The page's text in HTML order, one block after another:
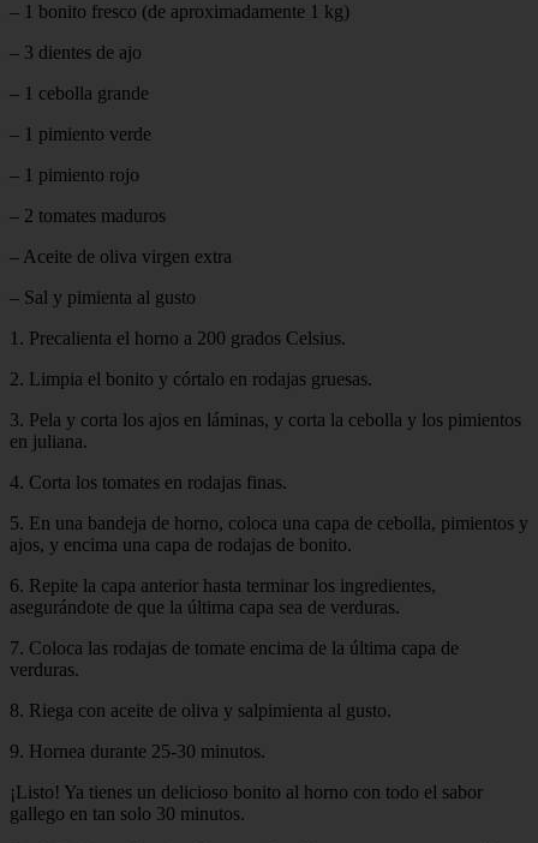
– 1 bonito fresco (de aproximadamente 1 kg)
– 3 dientes de ajo
– 1 cebolla grande
– 1 pimiento verde
– 1 pimiento rojo
– 2 tomates maduros
– Aceite de oliva virgen extra
– Sal y pimienta al gusto
1. Precalienta el horno a 200 grados Celsius.
2. Limpia el bonito y córtalo en rodajas gruesas.
3. Pela y corta los ajos en láminas, y corta la cebolla y los pimientos
en juliana.
4. Corta los tomates en rodajas finas.
5. En una bandeja de horno, coloca una capa de cebolla, pimientos y
ajos, y encima una capa de rodajas de bonito.
6. Repite la capa anterior hasta terminar los ingredientes,
asegurándote de que la última capa sea de verduras.
7. Coloca las rodajas de tomate encima de la última capa de
verduras.
8. Riega con aceite de oliva y salpimienta al gusto.
9. Hornea durante 25-30 minutos.
¡Listo! Ya tienes un delicioso bonito al horno con todo el sabor
gallego en tan solo 30 minutos.